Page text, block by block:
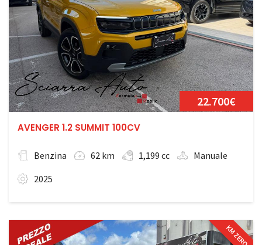
22.700€
AVENGER 1.2 SUMMIT 100CV
Benzina 62 km 1,199 cc
Manuale
2025
KM ZERO